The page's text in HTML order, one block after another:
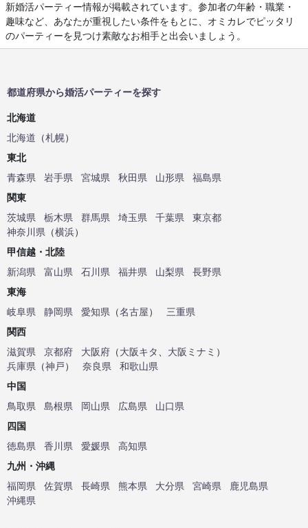
新婚活パーティー情報が掲載されています。参加者の年齢・職業・
趣味など、あなたが重視したい条件をもとに、オミカレでピッタリ
のパーティーを見つけ素敵なお相手と出会いましょう。
都道府県から婚活パーティーを探す
北海道
北海道 （札幌）
東北
青森県
岩手県 宮城県 秋田県 山形県
福島県
関東
茨城県
栃木県 群馬県 埼玉県 千葉県
東京都
神奈川県 （横浜）
甲信越・北陸
新潟県
富山県 石川県 福井県 山梨県
長野県
東海
岐阜県
静岡県 愛知県 （名古屋）
三重県
関西
滋賀県
京都府 大阪府 （大阪キタ 大阪ミナミ ）
兵庫県 （神戸） 奈良県
和歌山県
中国
鳥取県
島根県 岡山県 広島県
山口県
四国
徳島県
香川県 愛媛県
高知県
九州・沖縄
福岡県
佐賀県 長崎県 熊本県 大分県 宮崎県
鹿児島県
沖縄県